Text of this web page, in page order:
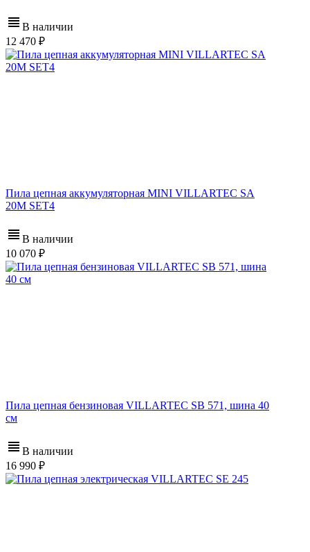
В наличии
12 470
Пила цепная аккумуляторная MINI VILLARTEC SA
20M SET4
В наличии
10 070
Пила цепная бензиновая VILLARTEC SB 571, шина 40
см
В наличии
16 990